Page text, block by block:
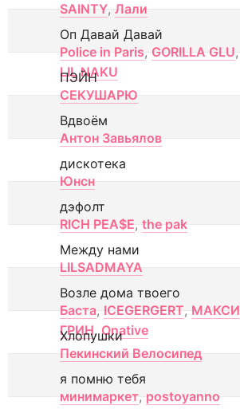
SAINTY, Лали
Оп Давай Давай
Police in Paris, GORILLA GLU,
LIL NAKU
ПЭЙН
СЕКУШАРЮ
Вдвоём
Антон Завьялов
дискотека
Юнсн
дэфолт
RICH PEA$E, the pak
Между нами
LILSADMAYA
Возле дома твоего
Баста, ICEGERGERT, МАКСИ
ГРИН, Onative
Хлопушки
Пекинский Велосипед
я помню тебя
минимаркет, postoyanno